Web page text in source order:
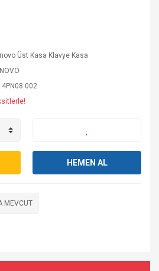
Üst Kasa Klavye Kasa
HEMEN AL
MEVCUT